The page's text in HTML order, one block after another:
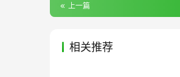
上一篇
相关推荐